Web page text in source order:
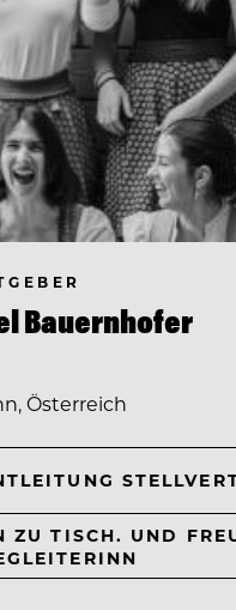
Bauernhofer
Österreich
ZU TISCH. UND